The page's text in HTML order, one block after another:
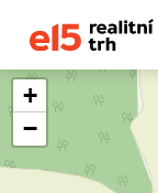
+
−